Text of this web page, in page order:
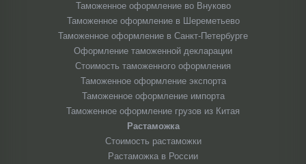
Таможенное оформление во Внуково
Таможенное оформление в Шереметьево
Таможенное оформление в Санкт-Петербурге
Оформление таможенной декларации
Стоимость таможенного оформления
Таможенное оформление экспорта
Таможенное оформление импорта
Таможенное оформление грузов из Китая
Растаможка
Стоимость растаможки
Растаможка в России